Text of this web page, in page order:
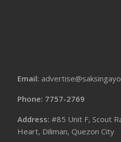
Email:
Phone: 7757-2769
Address:#85 Unit F, Scout
Heart, Diliman, Quezon City